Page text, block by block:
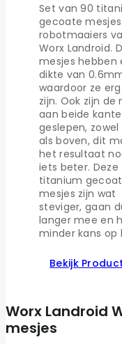
Set van 90
gecoate
robotmaaiers
Worx Landroid.
mesjes hebben
dikte van
waardoor ze
zijn. Ook zijn de
aan beide
geslepen,
als boven, dit
het resultaat
iets beter. Deze
titanium
mesjes zijn wat
steviger, gaan
langer mee en
minder kans op
Bekijk Product
Worx Landroid
mesjes